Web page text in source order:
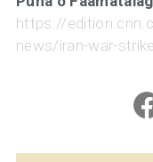
https://
news/iran-war-